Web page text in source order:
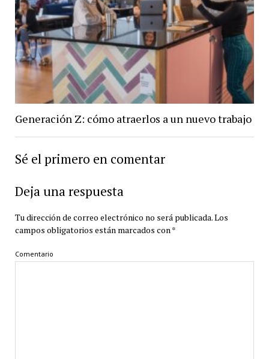
Generación Z: cómo atraerlos a un nuevo trabajo
Sé el primero en comentar
Deja una respuesta
Tu dirección de correo electrónico no será publicada.Los
campos obligatorios están marcados con *
Comentario